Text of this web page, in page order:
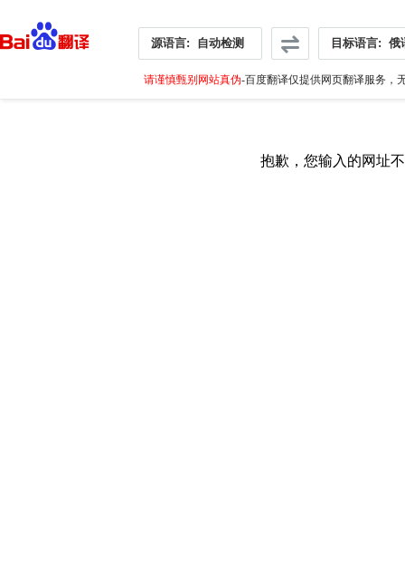
源语言: 自动检测 目标语言: 俄
请谨慎甄别网站真伪-百度翻译仅提供网页翻译服务，